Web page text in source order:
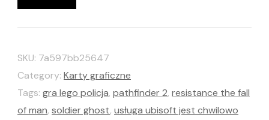
SKU: 7a597bb25647
Category: Karty graficzne
Tags: gra lego policja, pathfinder 2, resistance the fall
of man, soldier ghost, usługa ubisoft jest chwilowo